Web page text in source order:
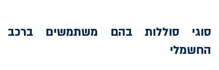
סוגי סוללות בהם משתמשים ברכב
החשמלי